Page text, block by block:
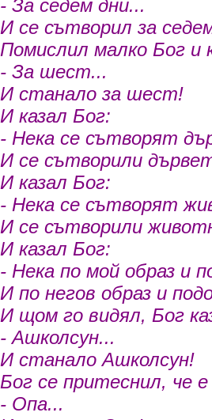
- За седем дни...
И се сътворил за
Помислил малко Бог и
- За шест...
И станало за шест!
И казал Бог:
- Нека се сътворят
И се сътворили
И казал Бог:
- Нека се сътворят
И се сътворили
И казал Бог:
- Нека по мой образ и
И по негов образ и
И щом го видял, Бог
- Ашколсун...
И станало Ашколсун!
Бог се притеснил, че
- Опа...